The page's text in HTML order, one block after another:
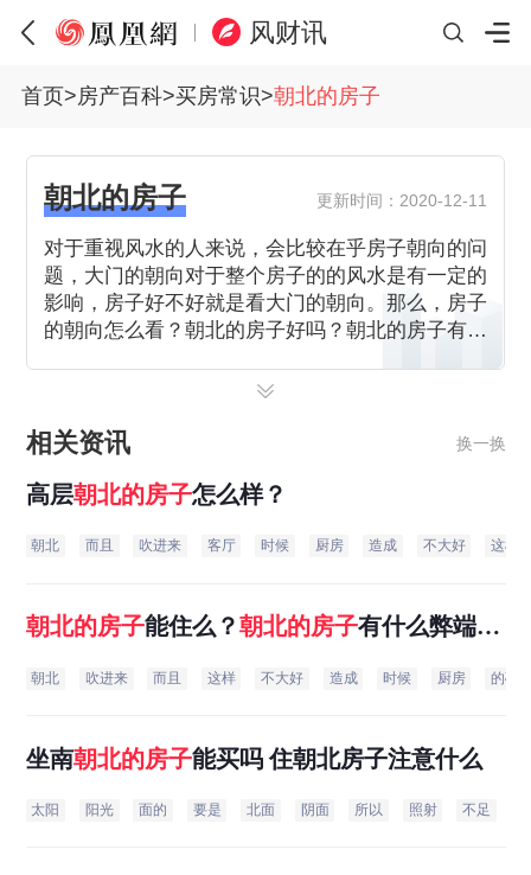
风财讯
首页>房产百科>买房常识>朝北的房子
朝北的房子 更新时间：2020-12-11
对于重视风水的人来说，会比较在乎房子朝向的问
题，大门的朝向对于整个房子的的风水是有一定的
影响，房子好不好就是看大门的朝向。那么，房子
的朝向怎么看？朝北的房子好吗？朝北的房子有哪
相关资讯 换一换
高层朝北的房子怎么样？
朝北 而且 吹进来 客厅 时候 厨房 造成 不大好 这样
朝北的房子能住么？朝北的房子有什么弊端
朝北 吹进来 而且 这样 不大好 造成 时候 厨房 的确
坐南朝北的房子能买吗 住朝北房子注意什么
太阳 阳光 面的 要是 北面 阴面 所以 照射 不足